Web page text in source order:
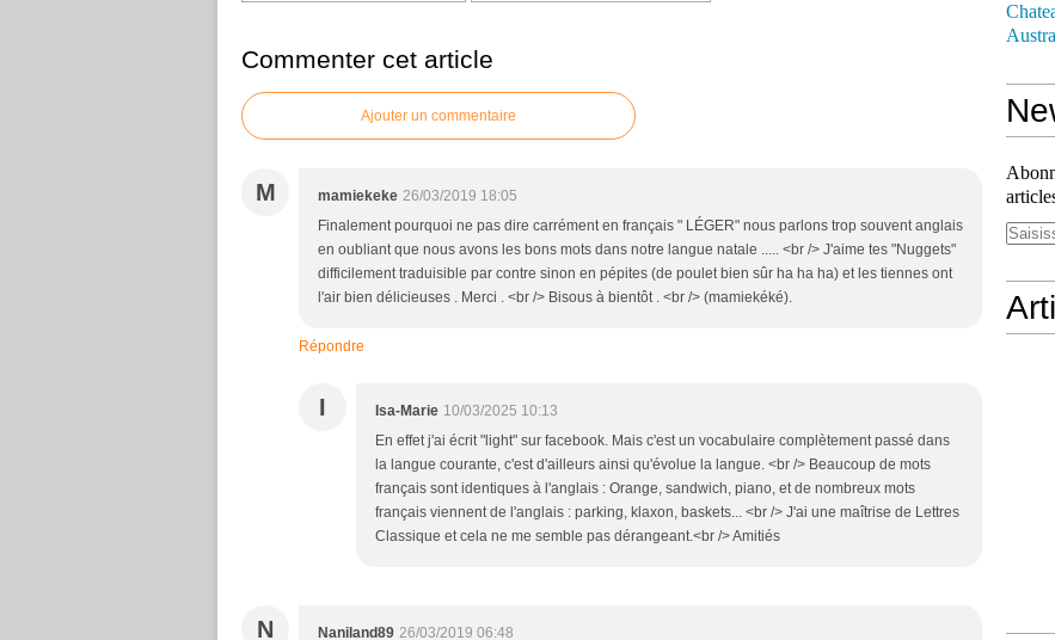
Commenter cet article
Ajouter un commentaire
M mamiekeke 26/03/2019 18:05
Finalement pourquoi ne pas dire carrément en français " LÉGER" nous parlons trop souvent anglais
en oubliant que nous avons les bons mots dans notre langue natale ..... <br /> J'aime tes "Nuggets"
difficilement traduisible par contre sinon en pépites (de poulet bien sûr ha ha ha) et les tiennes ont
l'air bien délicieuses . Merci . <br /> Bisous à bientôt . <br /> (mamiekéké).
Répondre
I Isa-Marie 10/03/2025 10:13
En effet j'ai écrit "light" sur facebook. Mais c'est un vocabulaire complètement passé dans
la langue courante, c'est d'ailleurs ainsi qu'évolue la langue. <br /> Beaucoup de mots
français sont identiques à l'anglais : Orange, sandwich, piano, et de nombreux mots
français viennent de l'anglais : parking, klaxon, baskets... <br /> J'ai une maîtrise de Lettres
Classique et cela ne me semble pas dérangeant.<br /> Amitiés
N Naniland89 26/03/2019 06:48